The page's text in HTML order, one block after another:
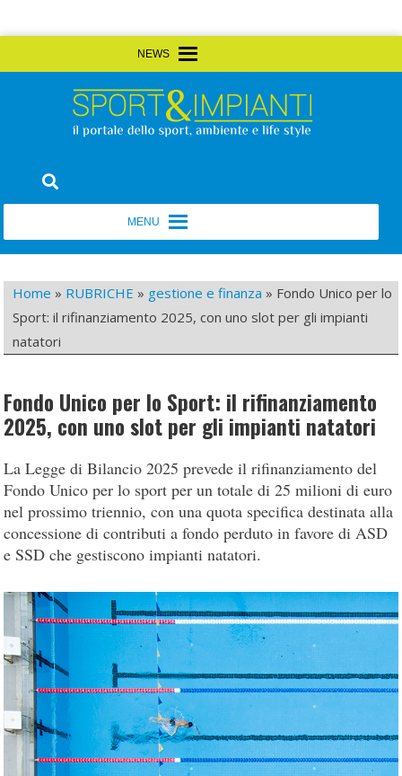
to
Sport&Impianti
Home » RUBRICHE » gestione e finanza » Fondo Unico per lo
Sport: il rifinanziamento 2025, con uno slot per gli impianti
natatori
Fondo Unico per lo Sport: il rifinanziamento
2025, con uno slot per gli impianti natatori
La Legge di Bilancio 2025 prevede il rifinanziamento del
Fondo Unico per lo sport per un totale di 25 milioni di euro
nel prossimo triennio, con una quota specifica destinata alla
concessione di contributi a fondo perduto in favore di ASD
e SSD che gestiscono impianti natatori.